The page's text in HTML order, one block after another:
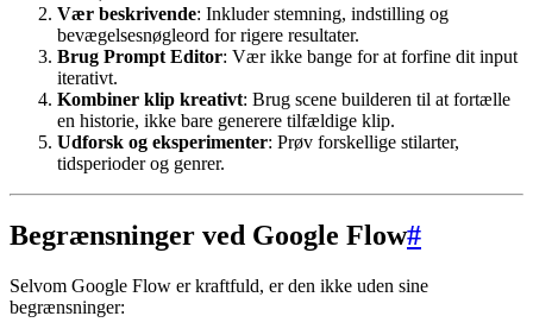
Vær beskrivende: Inkluder stemning, indstilling og
bevægelsesnøgleord for rigere resultater.
Brug Prompt Editor: Vær ikke bange for at forfine dit input
iterativt.
Kombiner klip kreativt: Brug scene builderen til at fortælle
en historie, ikke bare generere tilfældige klip.
Udforsk og eksperimenter: Prøv forskellige stilarter,
tidsperioder og genrer.
Begrænsninger ved Google Flow#
Selvom Google Flow er kraftfuld, er den ikke uden sine
begrænsninger: